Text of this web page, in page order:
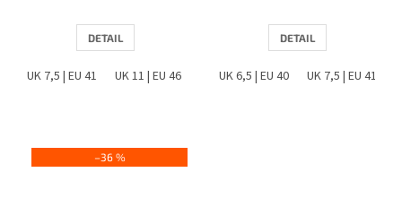
DETAIL
UK 7,5 | EU 41 UK 11 | EU 46
DETAIL
UK 6,5 | EU 40 UK 7,5 | EU 41
–36 %